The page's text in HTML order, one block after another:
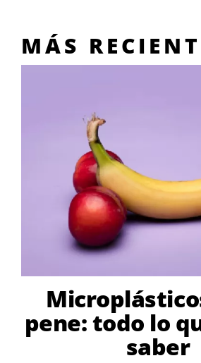
MÁS
pene: todo lo
saber